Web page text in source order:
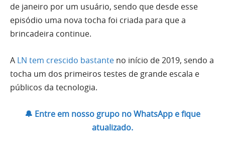
de janeiro por um usuário, sendo que desde esse
episódio uma nova tocha foi criada para que a
brincadeira continue.
A LN tem crescido bastante no início de 2019, sendo a
tocha um dos primeiros testes de grande escala e
públicos da tecnologia.
🔔 Entre em nosso grupo no WhatsApp e fique
atualizado.